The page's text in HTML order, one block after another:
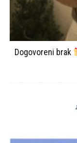
Dogovoreni brak